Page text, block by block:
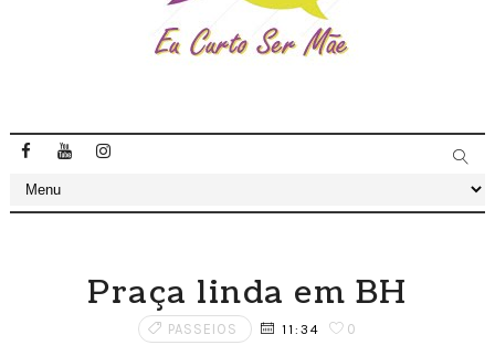
Praça linda em BH
PASSEIOS 11:34 0